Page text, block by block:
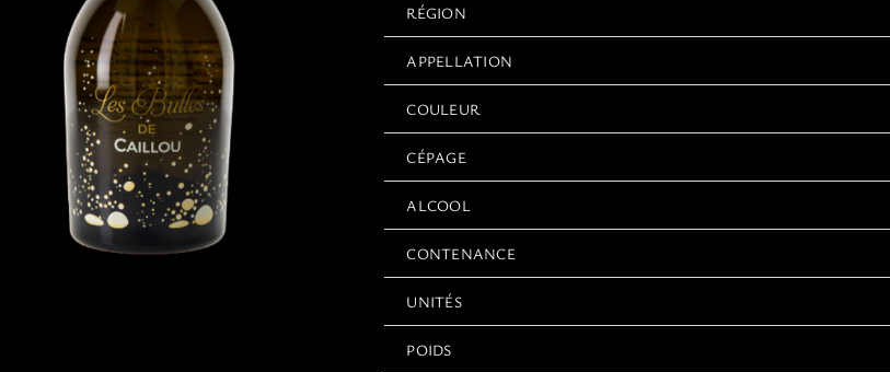
RÉGION
APPELLATION
COULEUR
CÉPAGE
ALCOOL
CONTENANCE
UNITÉS
POIDS